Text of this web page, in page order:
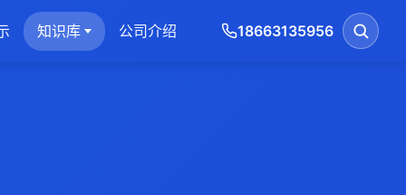
知识库 公司介绍 18663135956